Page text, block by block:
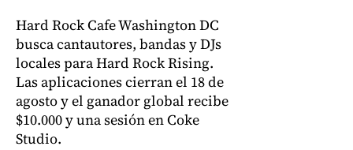
Hard Rock Cafe Washington DC
busca cantautores, bandas y DJs
locales para Hard Rock Rising.
Las aplicaciones cierran el 18 de
agosto y el ganador global recibe
$10.000 y una sesión en Coke
Studio.